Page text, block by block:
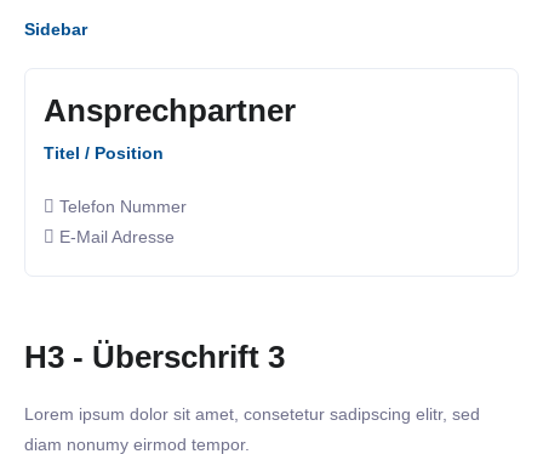
Sidebar
Ansprechpartner
Titel / Position
Telefon Nummer
E-Mail Adresse
H3 - Überschrift 3
Lorem ipsum dolor sit amet, consetetur sadipscing elitr, sed
diam nonumy eirmod tempor.